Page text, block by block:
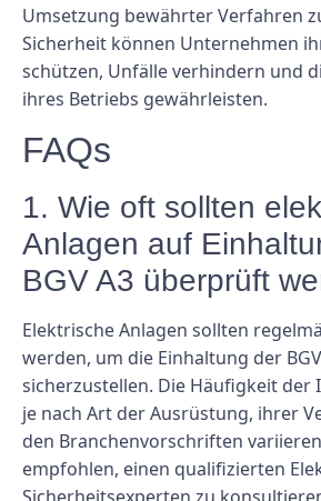
Umsetzung bewährter Verfahren
Sicherheit können Unternehmen
schützen, Unfälle verhindern und
ihres Betriebs gewährleisten.
FAQs
1. Wie oft sollten
Anlagen auf
BGV A3 überprüft
Elektrische Anlagen sollten
werden, um die Einhaltung der
sicherzustellen. Die Häufigkeit der
je nach Art der Ausrüstung, ihrer
den Branchenvorschriften
empfohlen, einen qualifizierten